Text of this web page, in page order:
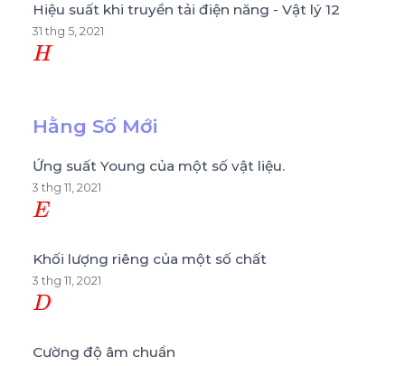
Hiệu suất khi truyền tải điện năng - Vật lý 12
31 thg 5, 2021
H
Hằng Số Mới
Ứng suất Young của một số vật liệu.
3 thg 11, 2021
E
Khối lượng riêng của một số chất
3 thg 11, 2021
D
Cường độ âm chuẩn